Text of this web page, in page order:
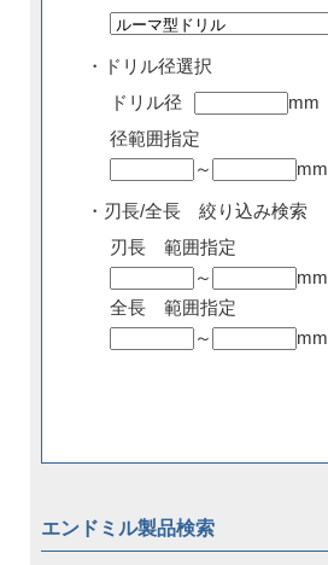
・ドリル径選択
ドリル径
mm
径範囲指定
～
mm
・刃長/全長 絞り込み検索
刃長 範囲指定
～
mm
全長 範囲指定
～
mm
エンドミル製品検索